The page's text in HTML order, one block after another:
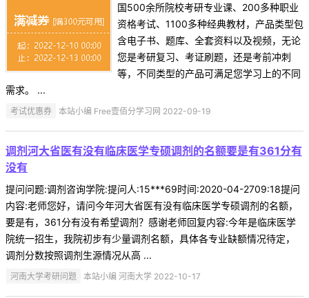
国500余所院校考研专业课、200多种职业
资格考试、1100多种经典教材，产品类型包
含电子书、题库、全套资料以及视频，无论
您是考研复习、考证刷题，还是考前冲刺
等，不同类型的产品可满足您学习上的不同
需求。 ...
考试优惠券 本站小编 Free壹佰分学习网 2022-09-19
调剂河大省医有没有临床医学专硕调剂的名额要是有361分有
没有
提问问题:调剂咨询学院:提问人:15***69时间:2020-04-2709:18提问
内容:老师您好，请问今年河大省医有没有临床医学专硕调剂的名额，
要是有，361分有没有希望调剂？感谢老师回复内容:今年是临床医学
院统一招生，我院初步有少量调剂名额，具体各专业缺额情况待定，
调剂分数按照调剂生源情况从高 ...
河南大学考研问题 本站小编 河南大学 2022-10-17